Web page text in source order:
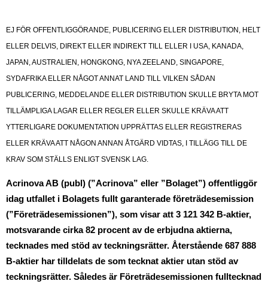
EJ FÖR OFFENTLIGGÖRANDE, PUBLICERING ELLER DISTRIBUTION, HELT
ELLER DELVIS, DIREKT ELLER INDIREKT TILL ELLER I USA, KANADA,
JAPAN, AUSTRALIEN, HONGKONG, NYA ZEELAND, SINGAPORE,
SYDAFRIKA ELLER NÅGOT ANNAT LAND TILL VILKEN SÅDAN
PUBLICERING, MEDDELANDE ELLER DISTRIBUTION SKULLE BRYTA MOT
TILLÄMPLIGA LAGAR ELLER REGLER ELLER SKULLE KRÄVA ATT
YTTERLIGARE DOKUMENTATION UPPRÄTTAS ELLER REGISTRERAS
ELLER KRÄVA ATT NÅGON ANNAN ÅTGÄRD VIDTAS, I TILLÄGG TILL DE
KRAV SOM STÄLLS ENLIGT SVENSK LAG.
Acrinova AB (publ) (”Acrinova” eller ”Bolaget”) offentliggör
idag utfallet i Bolagets fullt garanterade företrädesemission
(”Företrädesemissionen”), som visar att 3 121 342 B‑aktier,
motsvarande cirka 82 procent av de erbjudna aktierna,
tecknades med stöd av teckningsrätter. Återstående 687 888
B‑aktier har tilldelats de som tecknat aktier utan stöd av
teckningsrätter. Således är Företrädesemissionen fulltecknad